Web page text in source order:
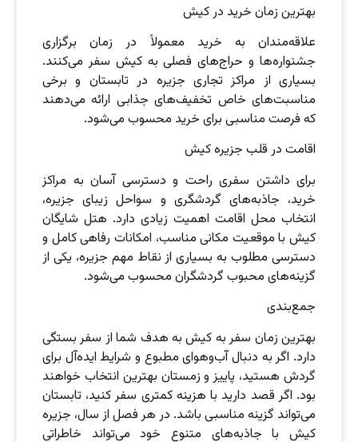
بهترین زمان خرید در کیش
علاقه‌مندان به خرید معمولاً در زمان برگزاری
جشنواره‌ها و حراج‌های فصلی به کیش سفر می‌کنند.
بسیاری از مراکز تجاری جزیره در تابستان و برخی
مناسبت‌های خاص تخفیف‌های جذابی ارائه می‌دهند
که فرصت مناسبی برای خرید محسوب می‌شود.
اقامت در قلب جزیره کیش
برای داشتن سفری راحت و دسترسی آسان به مراکز
خرید، جاذبه‌های گردشگری و سواحل زیبای جزیره،
انتخاب محل اقامت اهمیت زیادی دارد. هتل شایگان
کیش با موقعیت مکانی مناسب، امکانات رفاهی کامل و
دسترسی مطلوب به بسیاری از نقاط مهم جزیره، یکی از
گزینه‌های محبوب گردشگران محسوب می‌شود.
جمع‌بندی
بهترین زمان سفر به کیش به هدف شما از سفر بستگی
دارد. اگر به دنبال آب‌وهوای مطبوع و شرایط ایده‌آل برای
گردش هستید، پاییز و زمستان بهترین انتخاب خواهند
بود. اگر قصد دارید با هزینه کمتری سفر کنید، تابستان
می‌تواند گزینه مناسبی باشد. در هر فصل از سال، جزیره
کیش با جاذبه‌های متنوع خود می‌تواند خاطراتی